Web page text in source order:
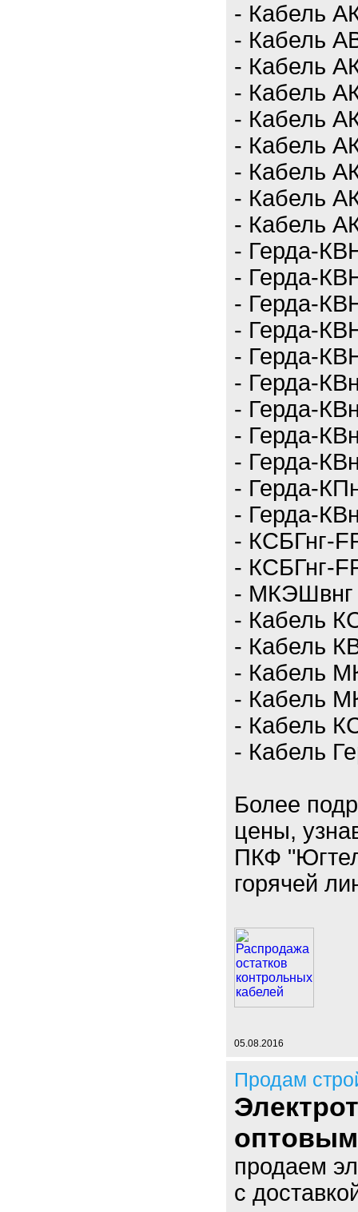
- Кабель
- Кабель
- Кабель
- Кабель
- Кабель
- Кабель
- Кабель
- Кабель
- Кабель
- Герда-
- Герда-
- Герда-
- Герда-
- Герда-
- Герда-
- Герда-
- Герда-
- Герда-
- Герда-
- Герда-
- КСБГнг-
- КСБГнг-
- МКЭШвнг
- Кабель
- Кабель
- Кабель
- Кабель
- Кабель
- Кабель
Более
цены,
ПКФ
горячей
05.08.2016
Продам
продаем
с